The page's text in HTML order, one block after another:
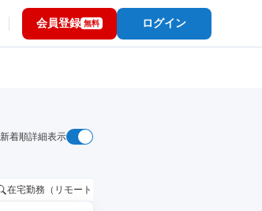
会員登録 無料 ログイン
新着順詳細表示
在宅勤務（リモートワーク）OK